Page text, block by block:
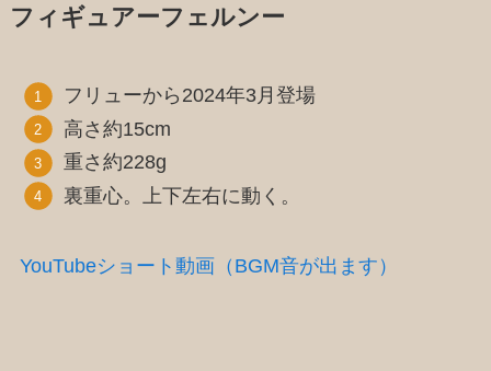
フィギュアーフェルンー
フリューから2024年3月登場
高さ約15cm
重さ約228g
裏重心。上下左右に動く。
YouTubeショート動画（BGM音が出ます）